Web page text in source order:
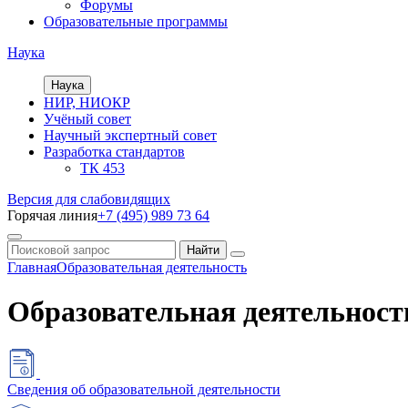
Форумы
Образовательные программы
Наука
Наука
НИР, НИОКР
Учёный совет
Научный экспертный совет
Разработка стандартов
ТК 453
Версия для слабовидящих
Горячая линия+7 (495) 989 73 64
ГлавнаяОбразовательная деятельность
Образовательная
Сведения об образовательной деятельности